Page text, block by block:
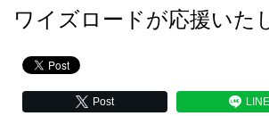
ワイズロードが応援いた
Post LINE